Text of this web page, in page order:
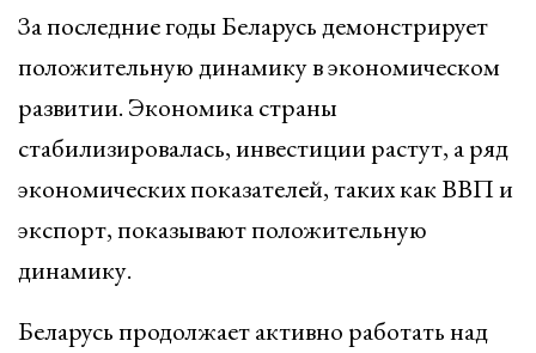
За последние годы Беларусь демонстрирует
положительную динамику в экономическом
развитии. Экономика страны
стабилизировалась, инвестиции растут, а ряд
экономических показателей, таких как ВВП и
экспорт, показывают положительную
динамику.
Беларусь продолжает активно работать над